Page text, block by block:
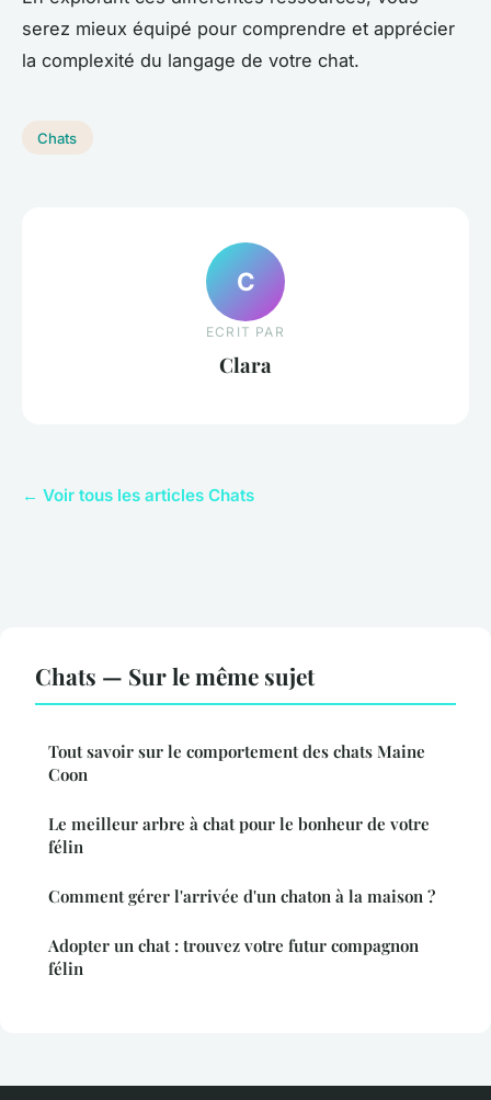
serez mieux équipé pour comprendre et apprécier
la complexité du langage de votre chat.
Chats
C
ECRIT PAR
Clara
← Voir tous les articles Chats
Chats — Sur le même sujet
Tout savoir sur le comportement des chats Maine
Coon
Le meilleur arbre à chat pour le bonheur de votre
félin
Comment gérer l'arrivée d'un chaton à la maison ?
Adopter un chat : trouvez votre futur compagnon
félin